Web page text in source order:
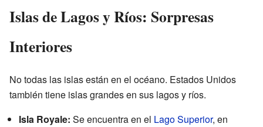
Islas de Lagos y Ríos: Sorpresas
Interiores
No todas las islas están en el océano. Estados Unidos
también tiene islas grandes en sus lagos y ríos.
Isla Royale: Se encuentra en el Lago Superior, en